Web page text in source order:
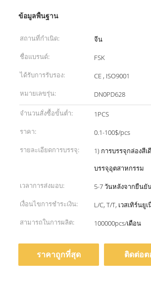
ข้อมูลพื้นฐาน
สถานที่กำเนิด:
จีน
ชื่อแบรนด์:
FSK
ได้รับการรับรอง:
CE , ISO9001
หมายเลขรุ่น:
DN0PD628
จำนวนสั่งซื้อขั้นต่ำ:
1PCS
ราคา:
0.1-100$/pcs
รายละเอียดการบรรจุ:
1) การบรรจุกล่องสี
บรรจุอุตสาหกรรม
เวลาการส่งมอบ:
5-7 วันหลังจากยืนยั
เงื่อนไขการชำระเงิน:
L/C, T/T, เวสเทิร์นยู
สามารถในการผลิต:
100000pcs/เดือน
ราคาถูกที่สุด ติดต่อ